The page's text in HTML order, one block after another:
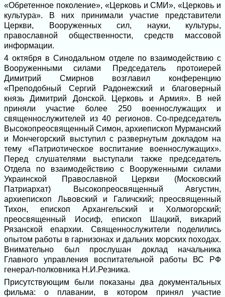
«Обретенное поколение», «Церковь и СМИ», «Церковь и
культура». В них принимали участие представители
Церкви, Вооруженных сил, науки, культуры,
православной общественности, средств массовой
информации.
4 октября в Синодальном отделе по взаимодействию с
Вооруженными силами Председатель протоиерей
Димитрий Смирнов возглавил конференцию
«Преподобный Сергий Радонежский и благоверный
князь Димитрий Донской. Церковь и Армия». В ней
приняли участие более 250 военнослужащих и
священнослужителей из 40 регионов. Со-председатель
Высокопреосвященный Симон, архиепископ Мурманский
и Мончегорский выступил с развернутым докладом на
тему «Патриотическое воспитание военнослужащих».
Перед слушателями выступали также председатель
Отдела по взаимодействию с Вооруженными силами
Украинской Православной Церкви (Московский
Патриархат) Высокопреосвященный Августин,
архиепископ Львовский и Галичский; преосвященный
Тихон, епископ Архангельский и Холмогорский;
преосвященный Иосиф, епископ Шацкий, викарий
Рязанской епархии. Священнослужители поделились
опытом работы в гарнизонах и дальних морских походах.
Внимательно был прослушан доклад начальника
Главного управления воспитательной работы ВС РФ
генерал-полковника Н.И.Резника.
Присутствующим были показаны два документальных
фильма: о плавании, в котором принял участие